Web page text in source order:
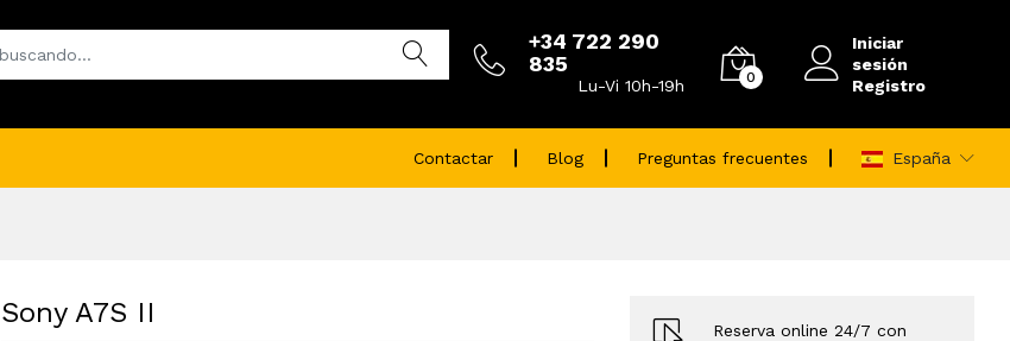
+34 722 290
835
Lu-Vi 10h-19h 0
Iniciar
sesión
Registro
Contactar Blog Preguntas frecuentes España
Sony A7S II
Reserva online 24/7 con